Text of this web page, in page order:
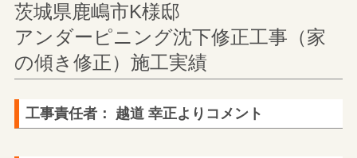
茨城県鹿嶋市K様邸
アンダーピニング沈下修正工事（家
の傾き修正）施工実績
工事責任者： 越道 幸正よりコメント